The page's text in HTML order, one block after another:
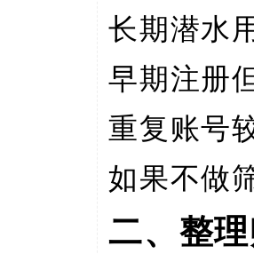
长期潜水
早期注册
重复账号
如果不做
二、整